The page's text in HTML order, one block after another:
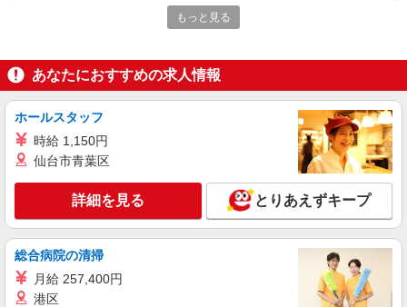
調理・食器洗浄・発注
時給1290円〜1440円 ※経験等による ★早朝時
ましたら、ご相談いただければ希望条件に合うか
の確認もいたします。 ★時間外手当別途支給 ★上
い向上手当※26年6月改定（地域により異なる）
神奈川県相模原市中央区淵野辺3丁目2-24
キープ 詳細を見る
アルバイト パート
ＳＯＭＰＯケア ラヴィーレ 上溝
NEW
調理・食器洗浄・発注
時給1290円〜1440円 ※経験等による ★早朝時
給（5:00〜8:00）時給＋100円 ★希望収入があり
ましたら、ご相談いただければ希望条件に合うか
の確認もいたします。 ★時間外手当別途支給 ★上
記金額は働きがい向上手当を含みます。 ★働きが
い向上手当※26年6月改定（地域により異なる）
神奈川県相模原市中央区上溝4628-1
詳細を見る
もっと見る
あなたにおすすめの求人情報
ホールスタッフ
時給 1,150円
仙台市青葉区
詳細を見る とりあえずキープ
総合病院の清掃
月給 257,400円
港区